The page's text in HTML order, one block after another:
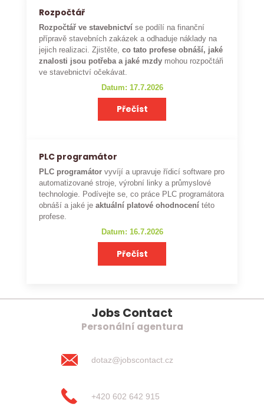
Rozpočtář
Rozpočtář ve stavebnictví se podílí na finanční
přípravě stavebních zakázek a odhaduje náklady na
jejich realizaci. Zjistěte,co tato profese obnáší, jaké
znalosti jsou potřeba a jaké mzdy mohou rozpočtáři
ve stavebnictví očekávat.
Datum: 17.7.2026
Přečíst
PLC programátor
PLC programátor vyvíjí a upravuje řídicí software pro
automatizované stroje, výrobní linky a průmyslové
technologie. Podívejte se, co práce PLC programátora
obnáší a jaké je aktuální platové ohodnocení této
profese.
Datum: 16.7.2026
Přečíst
Jobs Contact
Personální agentura
dotaz@jobscontact.cz
+420 602 642 915